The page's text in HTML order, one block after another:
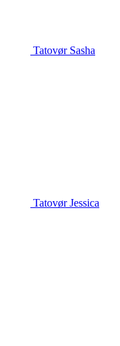
Tatovør Sasha
Tatovør Jessica